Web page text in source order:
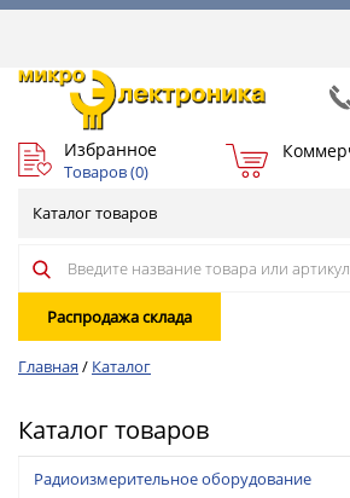
Избранное
Товаров (0)
Каталог товаров
Распродажа склада
Главная / Каталог
Каталог товаров
Радиоизмерительное оборудование